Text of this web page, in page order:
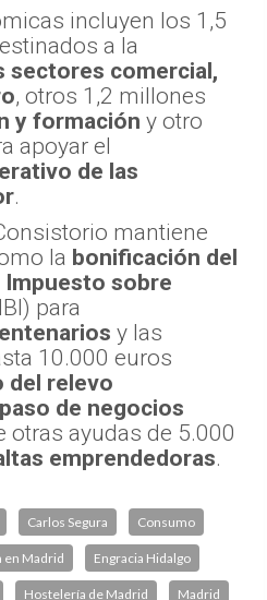
incluyen los 1,5
a la
sectores comercial,
, otros 1,2 millones
y formación y otro
apoyar el
de las
.
mantiene
la bonificación del
Impuesto sobre
para
y las
10.000 euros
del relevo
de negocios
otras ayudas de 5.000
emprendedoras.
Carlos Segura Consumo
en Madrid Engracia Hidalgo
Hostelería de Madrid Madrid